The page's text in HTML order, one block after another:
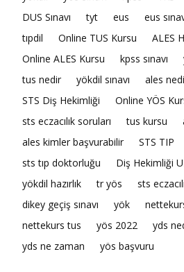
DUS Sınavı
tyt eus eus
tıpdil
Online TUS Kursu ALES
Online ALES Kursu
kpss sınavı
tus nedir
yökdil sınavı ales
STS Diş Hekimliği
Online YÖS
sts eczacılık soruları
tus kursu
ales kimler başvurabilir
STS TIP
sts tıp doktorluğu
Diş Hekimliği
yökdil hazırlık
tr yös sts
dikey geçiş sınavı
yök
nettekurs tus
yös 2022 yds
yds ne zaman
yös başvuru